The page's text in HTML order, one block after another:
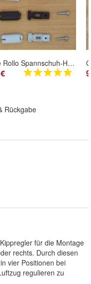
Plissee Rollo Spannschuh-Halter Montagefuß/ Platte Befestigungsplatte 4 Stk neu
Rückgabe
für die Montage
rechts. Durch diesen
vier Positionen bei
regulieren zu